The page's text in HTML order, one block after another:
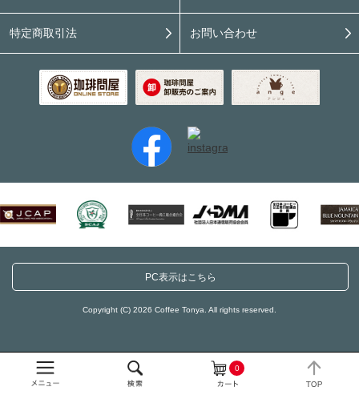
0
特定商取引法 お問い合わせ
PC表示はこちら
Copyright (C) 2026 Coffee Tonya. All rights reserved.